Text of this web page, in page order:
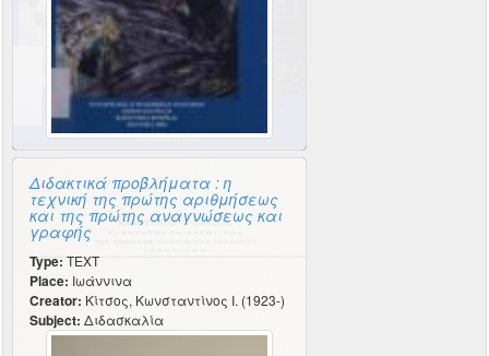
Διδακτικά προβλήματα : η
τεχνική της πρώτης αριθμήσεως
και της πρώτης αναγνώσεως και
γραφής
Type: TEXT
Place: Ιωάννινα
Creator: Κίτσος, Κωνσταντίνος Ι. (1923-)
Subject: Διδασκαλία